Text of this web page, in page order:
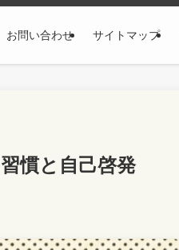
お問い合わせ サイトマップ
慣と自己啓発